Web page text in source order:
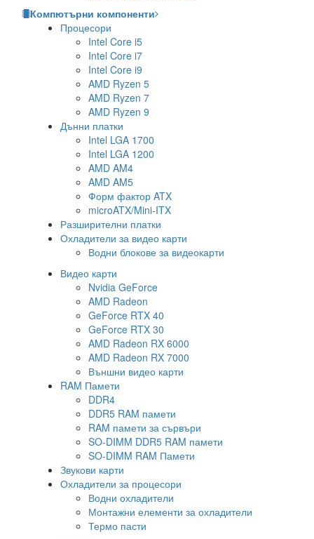
Компютърни компоненти
Процесори
Intel Core i5
Intel Core i7
Intel Core i9
AMD Ryzen 5
AMD Ryzen 7
AMD Ryzen 9
Дънни платки
Intel LGA 1700
Intel LGA 1200
AMD AM4
AMD AM5
Форм фактор ATX
microATX/Mini-ITX
Разширителни платки
Охладители за видео карти
Водни блокове за видеокарти
Видео карти
Nvidia GeForce
AMD Radeon
GeForce RTX 40
GeForce RTX 30
AMD Radeon RX 6000
AMD Radeon RX 7000
Външни видео карти
RAM Памети
DDR4
DDR5 RAM памети
RAM памети за сървъри
SO-DIMM DDR5 RAM памети
SO-DIMM RAM Памети
Звукови карти
Охладители за процесори
Водни охладители
Монтажни елементи за охладители
Термо пасти